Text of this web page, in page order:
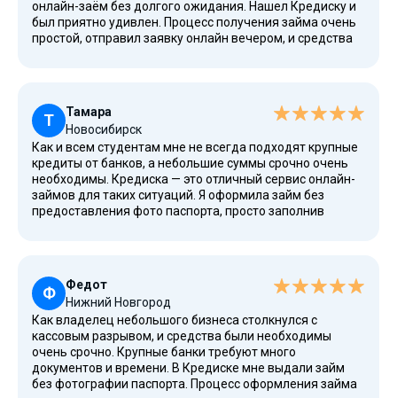
онлайн-заём без долгого ожидания. Нашел Кредиску и
был приятно удивлен. Процесс получения займа очень
простой, отправил заявку онлайн вечером, и средства
надежно защищены. Это был мой первый онлайн-опыт,
и он оказался успешным. Оформляйте заявку без
сомнений.
Т
Тамара
Новосибирск
Как и всем студентам мне не всегда подходят крупные
кредиты от банков, а небольшие суммы срочно очень
необходимы. Кредиска — это отличный сервис онлайн-
займов для таких ситуаций. Я оформила займ без
предоставления фото паспорта, просто заполнив
получила деньги. Теперь знаю, куда обращаться в
случае финансовых проблем.
Ф
Федот
Нижний Новгород
Как владелец небольшого бизнеса столкнулся с
кассовым разрывом, и средства были необходимы
очень срочно. Крупные банки требуют много
документов и времени. В Кредиске мне выдали займ
без фотографии паспорта. Процесс оформления займа